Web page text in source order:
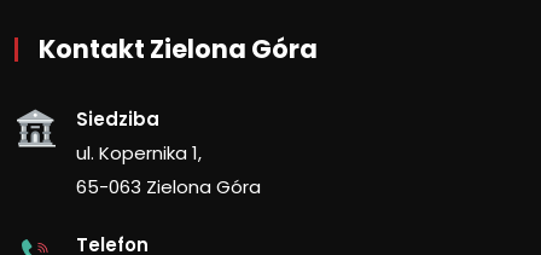
Kontakt Zielona Góra
Siedziba
ul. Kopernika 1,
65-063 Zielona Góra
Telefon